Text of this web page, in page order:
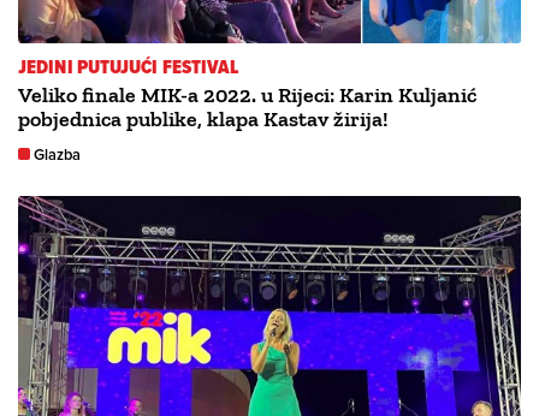
JEDINI PUTUJUĆI FESTIVAL
Veliko finale MIK-a 2022. u Rijeci: Karin Kuljanić
pobjednica publike, klapa Kastav žirija!
Glazba